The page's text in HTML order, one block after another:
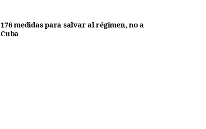
176 medidas para salvar al régimen, no a
Cuba